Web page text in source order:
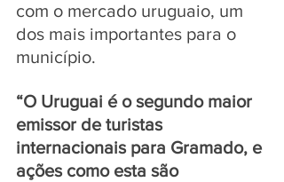
com o mercado uruguaio, um
dos mais importantes para o
município.
“O Uruguai é o segundo maior
emissor de turistas
internacionais para Gramado, e
ações como esta são